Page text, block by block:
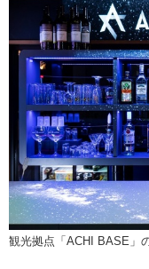
観光拠点「ACHI BASE」